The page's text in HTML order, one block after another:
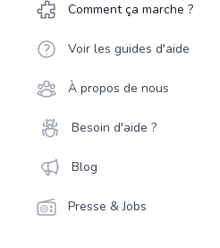
Comment ça marche ?
Voir les guides d'aide
À propos de nous
Besoin d'aide ?
Blog
Presse & Jobs